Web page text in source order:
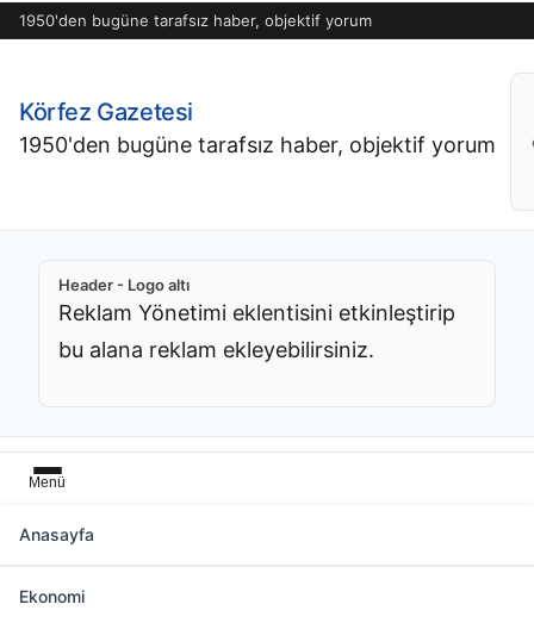
1950'den bugüne tarafsız haber, objektif yorum
Körfez Gazetesi
1950'den bugüne tarafsız haber, objektif yorum
Header - Logo altı
Reklam Yönetimi eklentisini etkinleştirip
bu alana reklam ekleyebilirsiniz.
Menü
Anasayfa
Ekonomi
Reklam Yönetimi eklentisini etkinleştirip bu